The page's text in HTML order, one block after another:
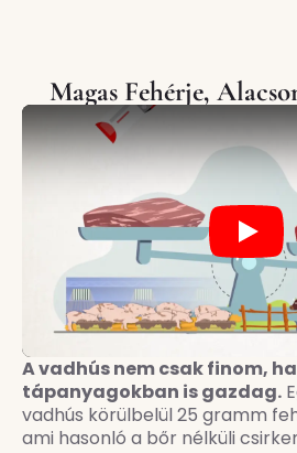
Magas Fehérje,
Play
A vadhús nem csak finom,
tápanyagokban is gazdag.
vadhús körülbelül 25 gramm
ami hasonló a bőr nélküli